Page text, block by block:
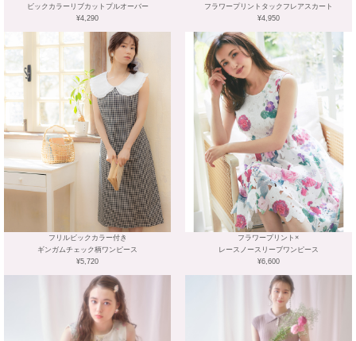
ビックカラーリブカットプルオーバー
¥4,290
フラワープリントタックフレアスカート
¥4,950
フリルビックカラー付き
ギンガムチェック柄ワンピース
¥5,720
フラワープリント×
レースノースリーブワンピース
¥6,600